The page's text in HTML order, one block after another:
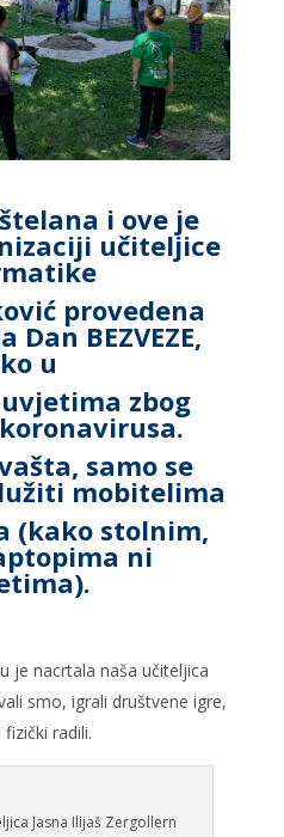
i ove je
učiteljice
provedena
BEZVEZE,
u
zbog
samo se
mobitelima
(kako stolnim,
ni
je nacrtala naša učiteljica
smo, igrali društvene igre,
radili.
Jasna Ilijaš Zergollern